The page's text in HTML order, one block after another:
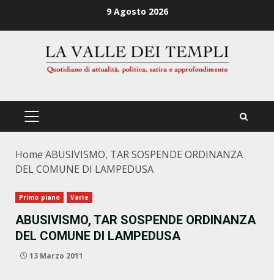
9 Agosto 2026
PRIMÄRES
Home ABUSIVISMO, TAR SOSPENDE ORDINANZA
DEL COMUNE DI LAMPEDUSA
Primo piano Varie
ABUSIVISMO, TAR SOSPENDE ORDINANZA
DEL COMUNE DI LAMPEDUSA
13 Marzo 2011